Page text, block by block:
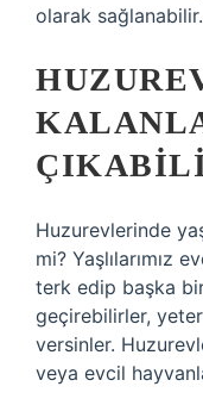
olarak sağlanabilir.
Huzurevlerinde
mi? Yaşlılarımız
terk edip başka
geçirebilirler,
versinler.
veya evcil